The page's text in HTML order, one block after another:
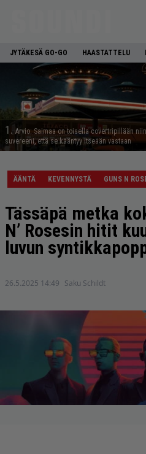
JYTÄKESÄ GO-GO HAASTATTELU
1. Arvio: Saimaa on toisella covertripillään niin
suvereeni, että se kääntyy itseään vastaan
ÄÄNTÄ KEVENNYSTÄ GUNS N
Tässäpä metka
N’ Rosesin hitit
luvun
26.5.2025 14:49 Saku Schildt